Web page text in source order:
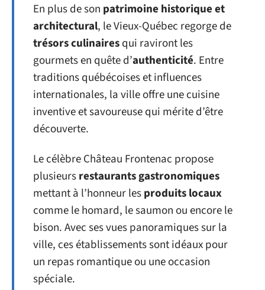
En plus de son patrimoine historique et
architectural, le Vieux-Québec regorge de
trésors culinairesqui raviront les
gourmets en quête d’authenticité. Entre
traditions québécoises et influences
internationales, la ville offre une cuisine
inventive et savoureuse qui mérite d’être
découverte.
Le célèbre Château Frontenac propose
plusieursrestaurants gastronomiques
mettant à l’honneur lesproduits locaux
comme le homard, le saumon ou encore le
bison. Avec ses vues panoramiques sur la
ville, ces établissements sont idéaux pour
un repas romantique ou une occasion
spéciale.